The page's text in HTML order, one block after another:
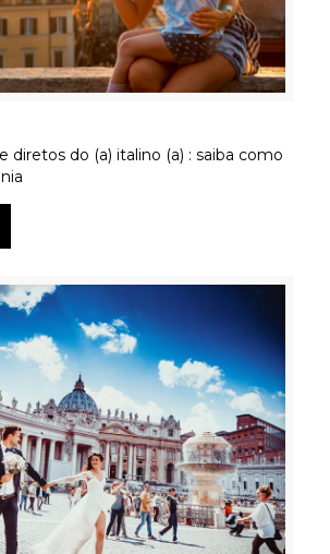
diretos do (a) italino (a) : saiba como